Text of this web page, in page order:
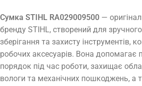
Сумка STIHL RA029009500 —
бренду STIHL, створений для
зберігання та захисту інструментів,
робочих аксесуарів. Вона допомагає
порядок під час роботи, захищає
вологи та механічних пошкоджень, а